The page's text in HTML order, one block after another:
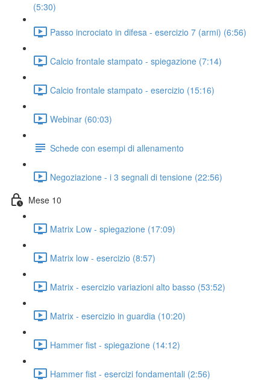
(5:30)
Passo incrociato in difesa - esercizio 7 (armi) (6:56)
Calcio frontale stampato - spiegazione (7:14)
Calcio frontale stampato - esercizio (15:16)
Webinar (60:03)
Schede con esempi di allenamento
Negoziazione - i 3 segnali di tensione (22:56)
Mese 10
Matrix Low - spiegazione (17:09)
Matrix low - esercizio (8:57)
Matrix - esercizio variazioni alto basso (53:52)
Matrix - esercizio in guardia (10:20)
Hammer fist - spiegazione (14:12)
Hammer fist - esercizi fondamentali (2:56)